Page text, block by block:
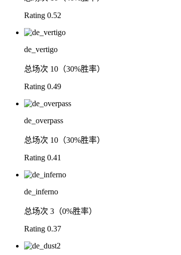
Rating 0.52
de_vertigo
总场次 10（30%胜率）
Rating 0.49
de_overpass
总场次 10（30%胜率）
Rating 0.41
de_inferno
总场次 3（0%胜率）
Rating 0.37